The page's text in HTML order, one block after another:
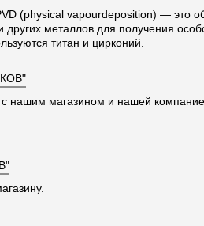
(physical vapourdeposition) — это
других металлов для получения
титан и цирконий.
нашим магазином и нашей